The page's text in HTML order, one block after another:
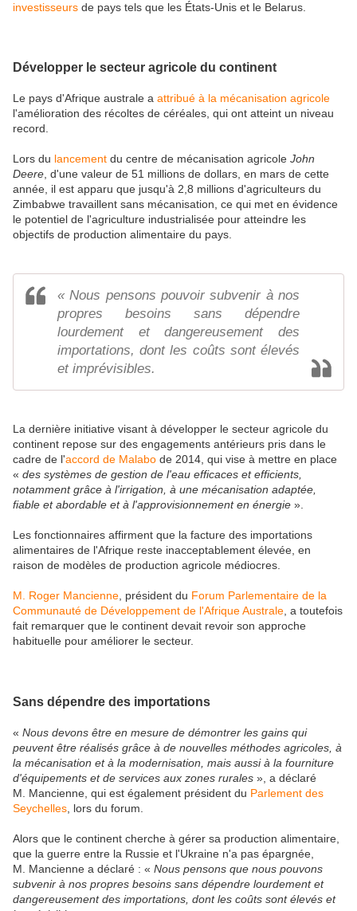
investisseurs de pays tels que les États-Unis et le Belarus.
Développer le secteur agricole du continent
Le pays d'Afrique australe a attribué à la mécanisation agricole
l'amélioration des récoltes de céréales, qui ont atteint un niveau
record.
Lors du lancement du centre de mécanisation agricole John
Deere, d'une valeur de 51 millions de dollars, en mars de cette
année, il est apparu que jusqu'à 2,8 millions d'agriculteurs du
Zimbabwe travaillent sans mécanisation, ce qui met en évidence
le potentiel de l'agriculture industrialisée pour atteindre les
objectifs de production alimentaire du pays.
« Nous pensons pouvoir subvenir à nos
propres besoins sans dépendre
lourdement et dangereusement des
importations, dont les coûts sont élevés
et imprévisibles.
La dernière initiative visant à développer le secteur agricole du
continent repose sur des engagements antérieurs pris dans le
cadre de l'accord de Malabo de 2014, qui vise à mettre en place
« des systèmes de gestion de l'eau efficaces et efficients,
notamment grâce à l'irrigation, à une mécanisation adaptée,
fiable et abordable et à l'approvisionnement en énergie ».
Les fonctionnaires affirment que la facture des importations
alimentaires de l'Afrique reste inacceptablement élevée, en
raison de modèles de production agricole médiocres.
M. Roger Mancienne, président du Forum Parlementaire de la
Communauté de Développement de l'Afrique Australe, a toutefois
fait remarquer que le continent devait revoir son approche
habituelle pour améliorer le secteur.
Sans dépendre des importations
« Nous devons être en mesure de démontrer les gains qui
peuvent être réalisés grâce à de nouvelles méthodes agricoles, à
la mécanisation et à la modernisation, mais aussi à la fourniture
d'équipements et de services aux zones rurales », a déclaré
M. Mancienne, qui est également président du Parlement des
Seychelles , lors du forum.
Alors que le continent cherche à gérer sa production alimentaire,
que la guerre entre la Russie et l'Ukraine n'a pas épargnée,
M. Mancienne a déclaré : « Nous pensons que nous pouvons
subvenir à nos propres besoins sans dépendre lourdement et
dangereusement des importations, dont les coûts sont élevés et